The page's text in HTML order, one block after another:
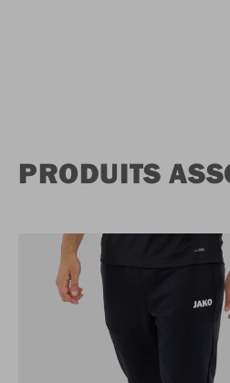
PRODUITS